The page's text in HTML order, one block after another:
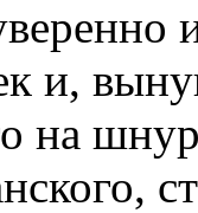
и,
на